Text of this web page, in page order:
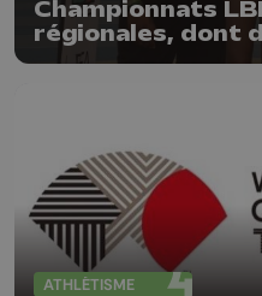
Championnats
régionales, dont
sérésiens
ATHLÉTISME